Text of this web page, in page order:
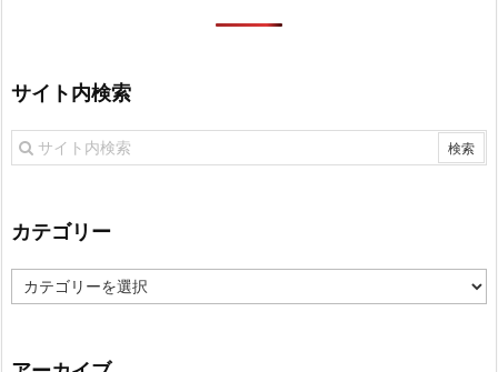
サイト内検索
カテゴリー
テ